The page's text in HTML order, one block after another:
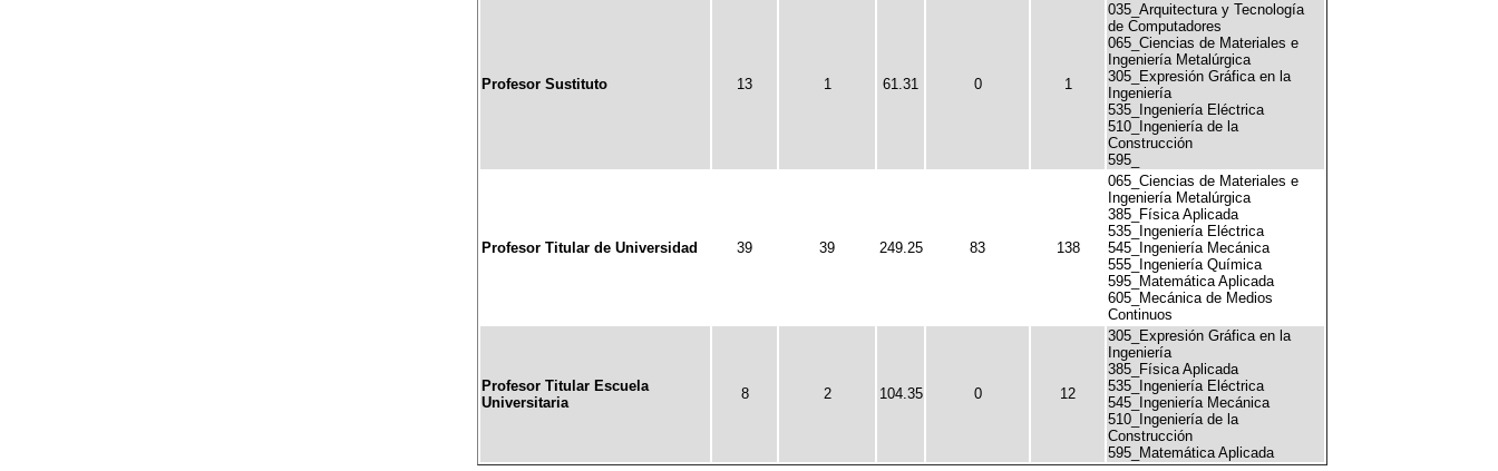
Profesor Sustituto 13 1 61.31 0 1
035_Arquitectura y Tecnología
de Computadores
065_Ciencias de Materiales e
Ingeniería Metalúrgica
305_Expresión Gráfica en la
Ingeniería
535_Ingeniería Eléctrica
510_Ingeniería de la
Construcción
595_
Profesor Titular de Universidad 39 39 249.25 83 138
065_Ciencias de Materiales e
Ingeniería Metalúrgica
385_Física Aplicada
535_Ingeniería Eléctrica
545_Ingeniería Mecánica
555_Ingeniería Química
595_Matemática Aplicada
605_Mecánica de Medios
Continuos
Profesor Titular Escuela
Universitaria
8 2 104.35 0 12
305_Expresión Gráfica en la
Ingeniería
385_Física Aplicada
535_Ingeniería Eléctrica
545_Ingeniería Mecánica
510_Ingeniería de la
Construcción
595_Matemática Aplicada